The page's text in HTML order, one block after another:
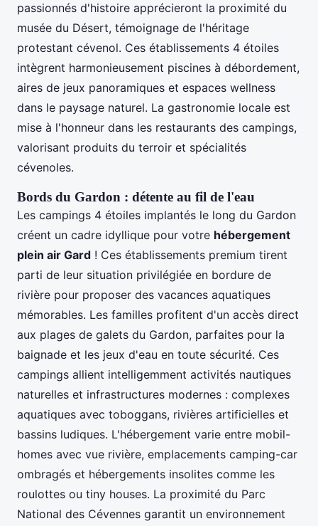
passionnés d'histoire apprécieront la proximité du
musée du Désert, témoignage de l'héritage
protestant cévenol. Ces établissements 4 étoiles
intègrent harmonieusement piscines à débordement,
aires de jeux panoramiques et espaces wellness
dans le paysage naturel. La gastronomie locale est
mise à l'honneur dans les restaurants des campings,
valorisant produits du terroir et spécialités
cévenoles.
Bords du Gardon : détente au fil de l'eau
Les campings 4 étoiles implantés le long du Gardon
créent un cadre idyllique pour votre hébergement
plein air Gard ! Ces établissements premium tirent
parti de leur situation privilégiée en bordure de
rivière pour proposer des vacances aquatiques
mémorables. Les familles profitent d'un accès direct
aux plages de galets du Gardon, parfaites pour la
baignade et les jeux d'eau en toute sécurité. Ces
campings allient intelligemment activités nautiques
naturelles et infrastructures modernes : complexes
aquatiques avec toboggans, rivières artificielles et
bassins ludiques. L'hébergement varie entre mobil-
homes avec vue rivière, emplacements camping-car
ombragés et hébergements insolites comme les
roulottes ou tiny houses. La proximité du Parc
National des Cévennes garantit un environnement